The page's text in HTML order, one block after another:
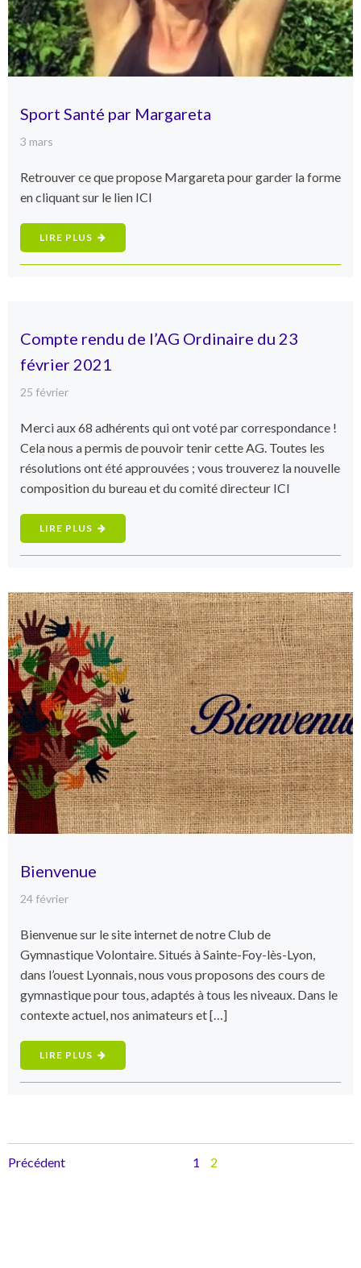
Sport Santé par Margareta
3 mars
Retrouver ce que propose Margareta pour garder la forme
en cliquant sur le lien ICI
LIRE PLUS
Compte rendu de l’AG Ordinaire du 23
février 2021
25 février
Merci aux 68 adhérents qui ont voté par correspondance !
Cela nous a permis de pouvoir tenir cette AG. Toutes les
résolutions ont été approuvées ; vous trouverez la nouvelle
composition du bureau et du comité directeur ICI
LIRE PLUS
Bienvenue
24 février
Bienvenue sur le site internet de notre Club de
Gymnastique Volontaire. Situés à Sainte-Foy-lès-Lyon,
dans l’ouest Lyonnais, nous vous proposons des cours de
gymnastique pour tous, adaptés à tous les niveaux. Dans le
contexte actuel, nos animateurs et […]
LIRE PLUS
Posts
Précédent Page
1 Page
2